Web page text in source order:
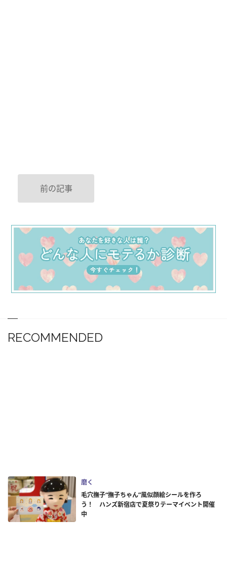
前の記事
RECOMMENDED
磨く
毛穴撫子“撫子ちゃん”風似顔絵シールを作ろ
う！ ハンズ新宿店で夏祭りテーマイベント開催
中